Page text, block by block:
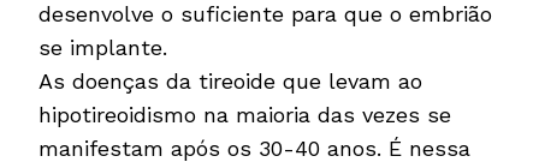
desenvolve o suficiente para que o embrião
se implante.
As doenças da tireoide que levam ao
hipotireoidismo na maioria das vezes se
manifestam após os 30-40 anos. É nessa